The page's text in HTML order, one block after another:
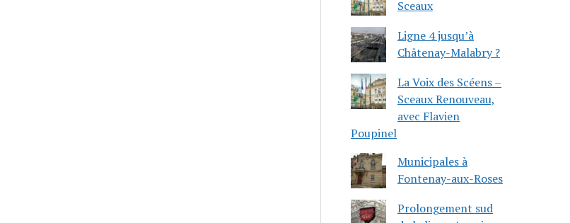
Sceaux
Ligne 4 jusqu’à
Châtenay-Malabry ?
La Voix des Scéens –
Sceaux Renouveau,
avec Flavien
Poupinel
Municipales à
Fontenay-aux-Roses
Prolongement sud